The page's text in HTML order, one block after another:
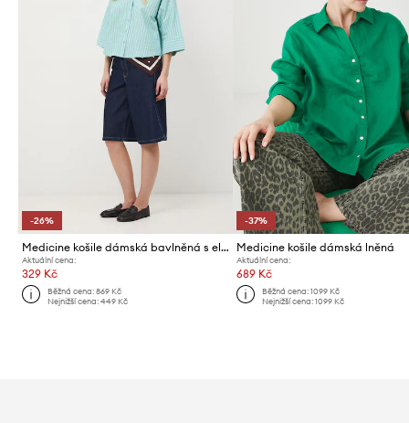
-26%
Medicine košile dámská bavlněná s elastanem
Aktuální cena:
329 Kč
Běžná cena:869 Kč
Nejnižší cena:449 Kč
-37%
Medicine košile dámská lněná
Aktuální cena:
689 Kč
Běžná cena: 1099 Kč
Nejnižší cena: 1099 Kč